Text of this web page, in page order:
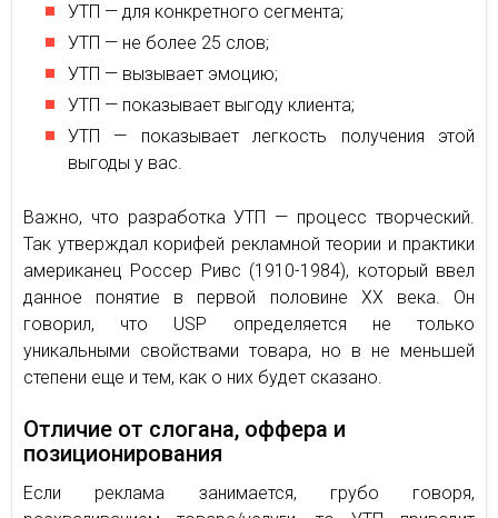
УТП — для конкретного сегмента;
УТП — не более 25 слов;
УТП — вызывает эмоцию;
УТП — показывает выгоду клиента;
УТП — показывает легкость получения этой
выгоды у вас.
Важно, что разработка УТП — процесс творческий.
Так утверждал корифей рекламной теории и практики
американец Россер Ривс (1910-1984), который ввел
данное понятие в первой половине ХХ века. Он
говорил, что USP определяется не только
уникальными свойствами товара, но в не меньшей
степени еще и тем, как о них будет сказано.
Отличие от слогана, оффера и
позиционирования
Если реклама занимается, грубо говоря,